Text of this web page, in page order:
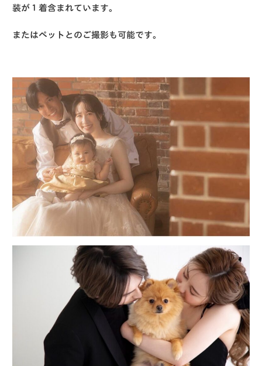
装が１着含まれています。
またはペットとのご撮影も可能です。